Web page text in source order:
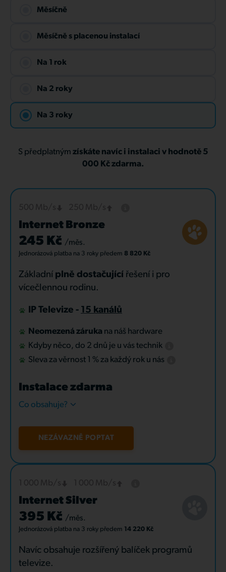
Měsíčně
Měsíčně s placenou instalací
Na 1 rok
Na 2 roky
Na 3 roky
S předplatným získáte navíc i instalaci v hodnotě 5
000 Kč zdarma.
Internet Bronze
245 Kč /měs.
Jednorázová platba na 3 roky předem 8 820 Kč
Základní plně dostačující řešení i pro
vícečlennou rodinu.
IP Televize - 15 kanálů
Neomezená záruka na náš hardware
Kdyby něco, do 2 dnů je u vás technik
Sleva za věrnost 1 % za každý rok u nás
Instalace zdarma
Co obsahuje?
NEZÁVAZNĚ POPTAT
Internet Silver
395 Kč /měs.
Jednorázová platba na 3 roky předem 14 220 Kč
Navíc obsahuje rozšířený balíček programů
televize.